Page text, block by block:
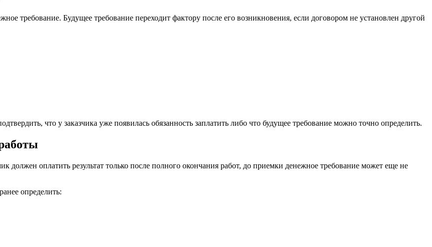
требование. Будущее требование переходит фактору после его возникновения, если договором не установлен другой
что у заказчика уже появилась обязанность заплатить либо что будущее требование можно точно определить.
должен оплатить результат только после полного окончания работ, до приемки денежное требование может еще не
определить: